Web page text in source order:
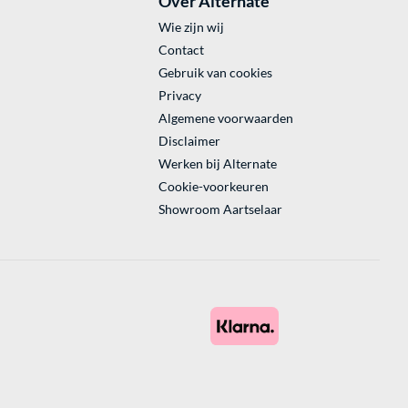
Wie zijn wij
Contact
Gebruik van cookies
Privacy
Algemene voorwaarden
Disclaimer
Werken bij Alternate
Cookie-voorkeuren
Showroom Aartselaar